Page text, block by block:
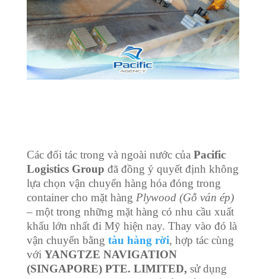
Các đối tác trong và ngoài nước của Pacific
Logistics Group đã đồng ý quyết định không
lựa chọn vận chuyển hàng hóa đóng trong
container cho mặt hàng Plywood (Gỗ ván ép)
– một trong những mặt hàng có nhu cầu xuất
khẩu lớn nhất đi Mỹ hiện nay. Thay vào đó là
vận chuyển bằng tàu hàng rời, hợp tác cùng
với YANGTZE NAVIGATION
(SINGAPORE) PTE. LIMITED, sử dụng